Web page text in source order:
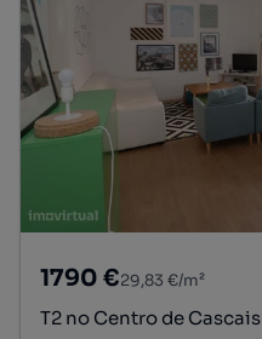
1790 €29,83 €/m²
T2 no Centro de Cascais